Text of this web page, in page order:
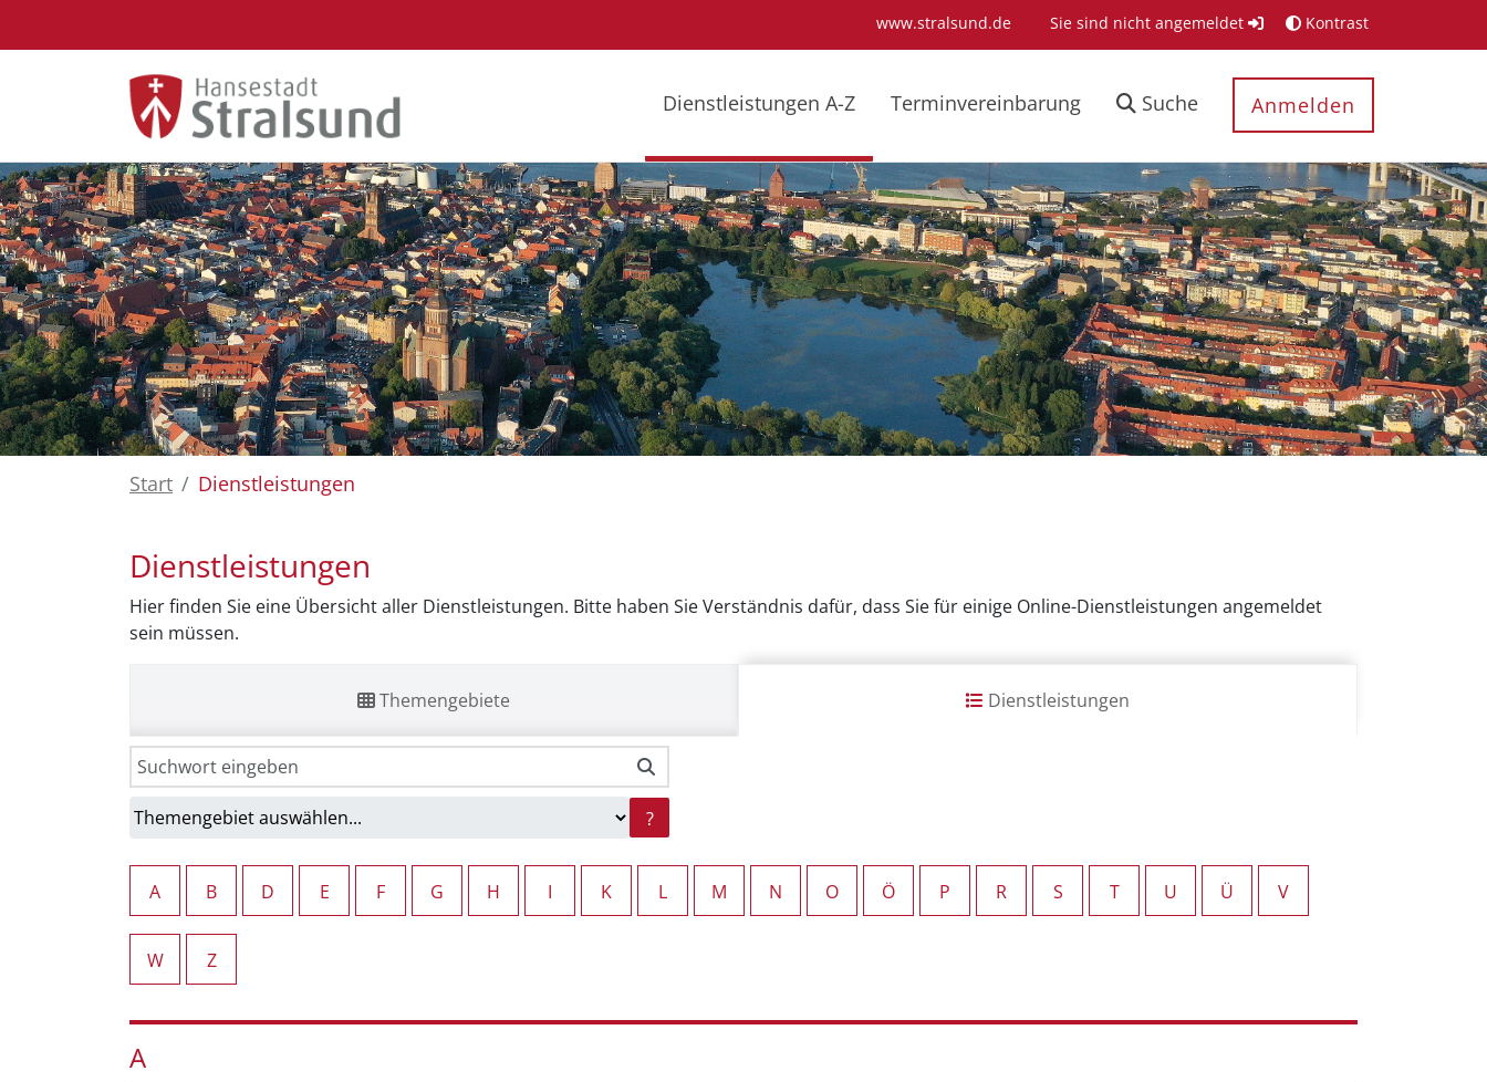
www.stralsund.de Sie sind nicht angemeldet Kontrast
Dienstleistungen A-Z Terminvereinbarung Suche Anmelden
Start Dienstleistungen
Dienstleistungen
Hier finden Sie eine Übersicht aller Dienstleistungen. Bitte haben Sie Verständnis dafür, dass Sie für einige Online-Dienstleistungen angemeldet
sein müssen.
Themengebiete Dienstleistungen
?
A B D E F G H I K L M N O Ö P R S T U Ü V
W Z
A